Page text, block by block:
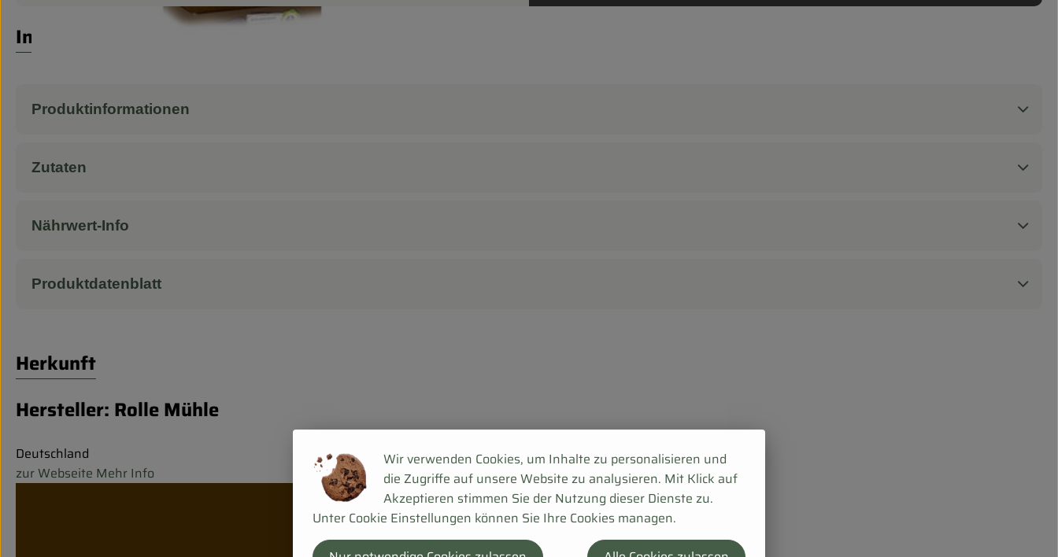
Info
Produktinformationen
Zutaten
Nährwert-Info
Produktdatenblatt
Herkunft
Hersteller: Rolle Mühle
Deutschland
zur Webseite Mehr Info
Wir verwenden Cookies, um Inhalte zu personalisieren und
die Zugriffe auf unsere Website zu analysieren. Mit Klick auf
Akzeptieren stimmen Sie der Nutzung dieser Dienste zu.
Unter Cookie Einstellungen können Sie Ihre Cookies managen.